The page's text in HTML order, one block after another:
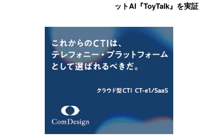
ットAI『ToyTalk』を実証